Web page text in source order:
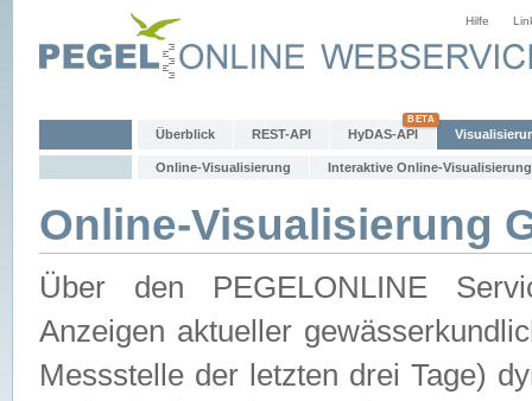
Hilfe
Überblick REST-API HyDAS-API
Online-Visualisierung Interaktive Online-Visualisierung
Online-Visualisierung
Über den PEGELONLINE
Anzeigen aktueller
Messstelle der letzten drei Tage)